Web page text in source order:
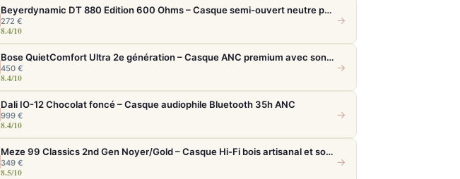
Beyerdynamic DT 880 Edition 600 Ohms – Casque semi-ouvert neutre pour audiophiles et studio
272 €
8.4/10
→
Bose QuietComfort Ultra 2e génération – Casque ANC premium avec son immersif spatial et 30h d'autonomie
450 €
8.4/10
→
Dali IO-12 Chocolat foncé – Casque audiophile Bluetooth 35h ANC
999 €
8.4/10
→
Meze 99 Classics 2nd Gen Noyer/Gold – Casque Hi-Fi bois artisanal et son balancé
349 €
8.5/10
→